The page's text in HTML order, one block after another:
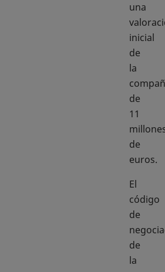
una
inicial
de
la
de
11
de
euros.
El
código
de
de
la